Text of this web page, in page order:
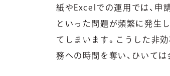
紙やExcelでの運用では、申
といった問題が頻繁に発生
てしまいます。こうした非
務への時間を奪い、ひいて